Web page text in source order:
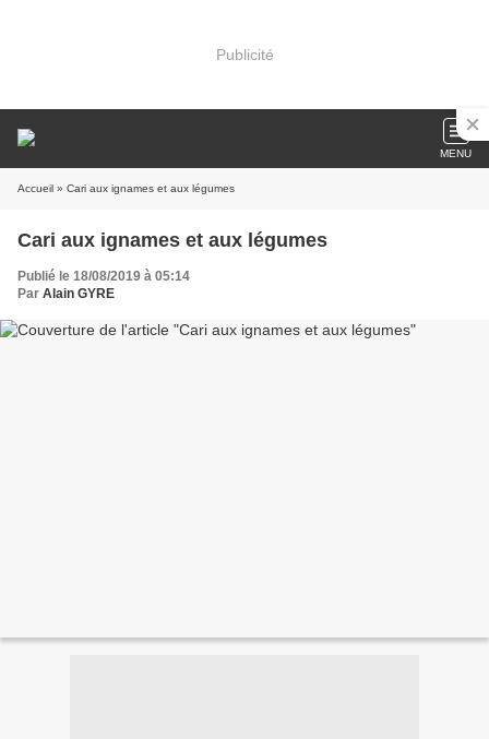
Publicité
MENU
Accueil » Cari aux ignames et aux légumes
Cari aux ignames et aux légumes
Publié le 18/08/2019 à 05:14
Par Alain GYRE